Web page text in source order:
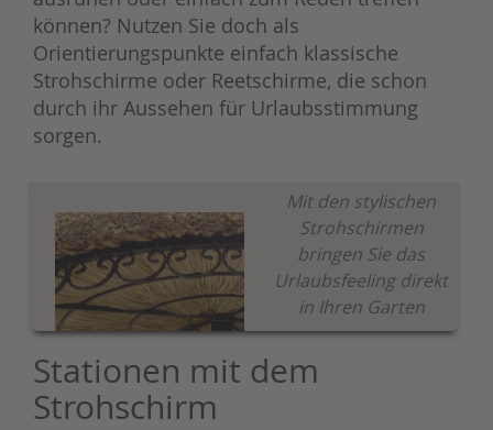
können? Nutzen Sie doch als
Orientierungspunkte einfach klassische
Strohschirme oder Reetschirme, die schon
durch ihr Aussehen für Urlaubsstimmung
sorgen.
Mit den stylischen
Strohschirmen
bringen Sie das
Urlaubsfeeling direkt
in Ihren Garten
Stationen mit dem
Strohschirm